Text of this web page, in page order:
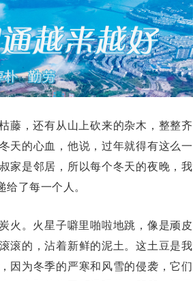
藤，还有从山上砍来的杂木，整整齐
天的心血，他说，过年就得有这么一
家是邻居，所以每个冬天的夜晚，我
了每一个人。
火。火星子噼里啪啦地跳，像是顽皮
滚的，沾着新鲜的泥土。这土豆是我
因为冬季的严寒和风雪的侵袭，它们